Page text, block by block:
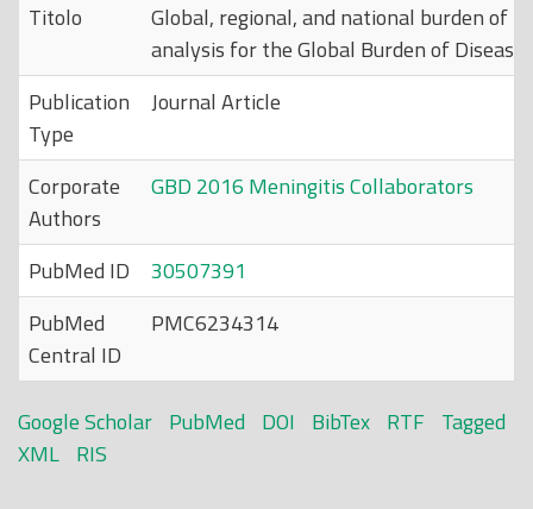
Titolo
Global, regional, and national burden of
analysis for the Global Burden of Disease
Publication
Type
Journal Article
Corporate
Authors
GBD 2016 Meningitis Collaborators
PubMed ID
30507391
PubMed
Central ID
PMC6234314
Google Scholar PubMed DOI BibTex RTF Tagged
XML RIS